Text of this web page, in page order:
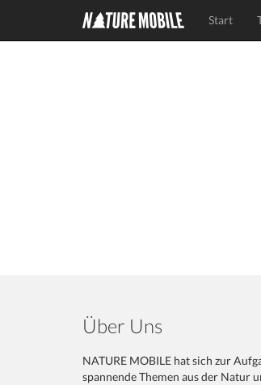
Start
Über Uns
NATURE MOBILE hat sich zur
spannende Themen aus der Natur